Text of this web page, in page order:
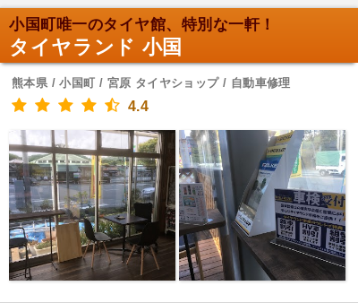
小国町唯一のタイヤ館、特別な一軒！
タイヤランド 小国
熊本県 / 小国町 / 宮原 タイヤショップ / 自動車修理
4.4